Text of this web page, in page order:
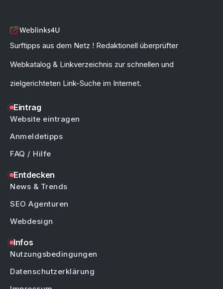
Surftipps aus dem Netz ! Redaktionell überprüfter
Webkatalog & Linkverzeichnis zur schnellen und
zielgerichteten Link-Suche im Internet.
Eintrag
Website eintragen
Anmeldetipps
FAQ / Hilfe
Entdecken
News & Trends
SEO Agenturen
Webdesign
Infos
Nutzungsbedingungen
Datenschutzerklärung